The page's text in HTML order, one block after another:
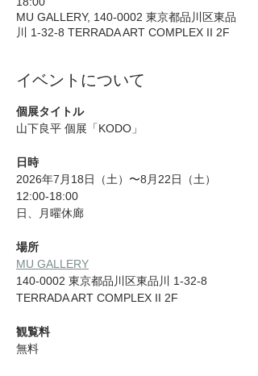
MU GALLERY, 140-0002 東京都品川区東品
川 1-32-8 TERRADA ART COMPLEX II 2F
イベントについて
個展タイトル
山下良平 個展「KODO」
日時
2026年7月18日（土）〜8月22日（土）
12:00-18:00
日、月曜休廊
場所
MU GALLERY
140-0002 東京都品川区東品川 1-32-8
TERRADA ART COMPLEX II 2F
観覧料
無料